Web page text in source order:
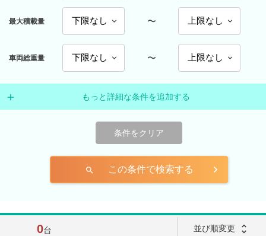
最大積載量 〜
車両総重量 〜
もっと詳細な条件を追加する
条件をクリア
search この条件で検索する
0台 並び順変更 unfold_more